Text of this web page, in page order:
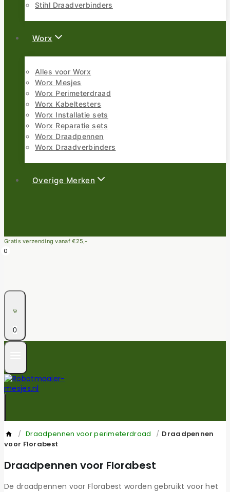
Stihl Draadverbinders
Worx
Alles voor Worx
Worx Mesjes
Worx Perimeterdraad
Worx Kabeltesters
Worx Installatie sets
Worx Reparatie sets
Worx Draadpennen
Worx Draadverbinders
Overige Merken
Gratis verzending vanaf €25,-
0
0
/ Draadpennen voor perimeterdraad / Draadpennen
voor Florabest
Draadpennen voor Florabest
De draadpennen voor Florabest worden gebruikt voor het